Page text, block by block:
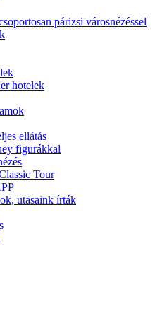
párizsi városnézéssel
hotelek
ellátás
figurákkal
Tour
utasaink írták